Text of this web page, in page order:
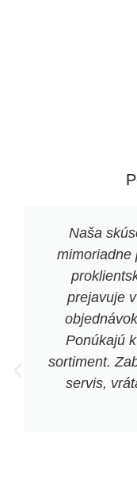
Naša
mimoriadne
prejavuje
Ponúkajú
sortiment.
servis,